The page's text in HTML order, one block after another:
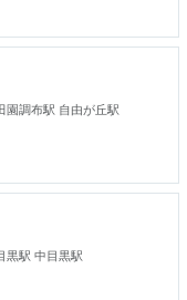
園調布駅 自由が丘駅
黒駅 中目黒駅